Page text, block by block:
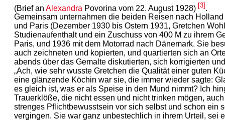
(Brief an Alexandra Povorina vom 22. August 1928) [3] .
Gemeinsam unternahmen die beiden Reisen nach
und Paris (Dezember 1930 bis Ostern 1931, Gretchen
Studienaufenthalt und ein Zuschuss von 400 M zu ihrem
Paris, und 1936 mit dem Motorrad nach Dänemark. Sie
auch zeichneten und kopierten, und quartierten sich an
abends über das Gemalte diskutierten, sich korrigierten
„Ach, wie sehr wusste Gretchen die Qualität einer guten
eine glänzende Köchin war sie, die immer wieder sagte:
es gleich ist, was er als Speise in den Mund nimmt? Ich
Trauerklöße, die nicht essen und nicht trinken mögen,
strenges Pflichtbewusstsein vor sich selbst und schon ein
vergingen. Sie war ganz unbestechlich in ihrem Urteil, sei